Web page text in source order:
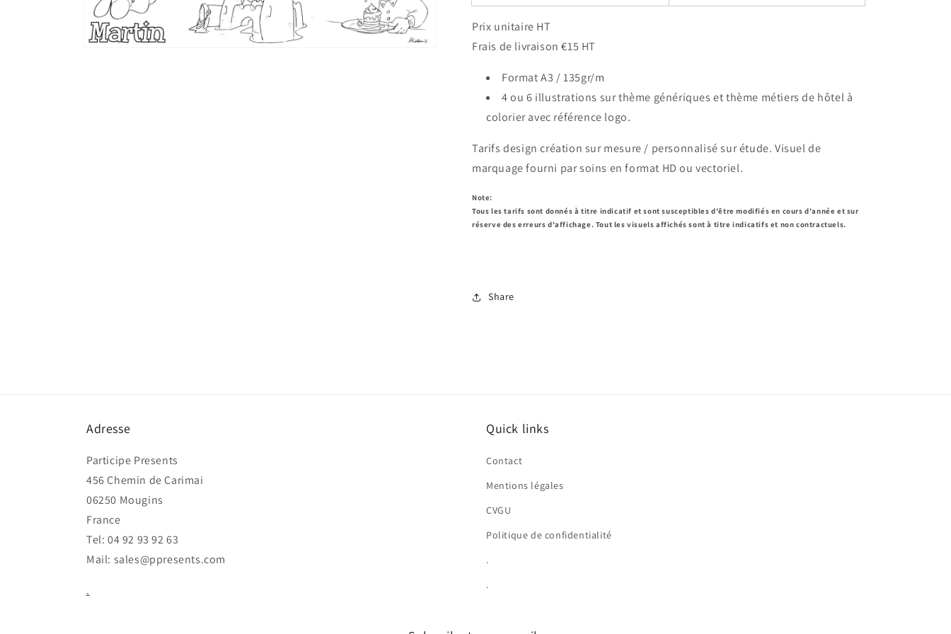
Prix unitaire HT
Frais de livraison €15 HT
Format A3 / 135gr/m
4 ou 6 illustrations sur thème génériques et thème métiers de hôtel à
colorier avec référence logo.
Tarifs design création sur mesure / personnalisé sur étude.Visuel de
marquage fourni par soins en format HD ouvectoriel.
Note:
Tous les tarifs sont donnés à titre indicatif et sont susceptibles d'être modifiés en cours d'année et sur
réserve des erreurs d'affichage. Tout les visuels affichés sont à titre indicatifs et non contractuels.
Share
Adresse
Participe Presents
456 Chemin de Carimai
06250 Mougins
France
Tel: 04 92 93 92 63
Mail: sales@ppresents.com
.
Quick links
Contact
Mentions légales
CVGU
Politique de confidentialité
.
.